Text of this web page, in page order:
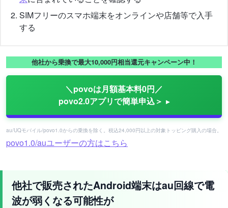
SIMフリーのスマホ端末をオンラインや店舗等で入手
する
他社から乗換で最大10,000円相当還元キャンペーン中！
＼povoは月額基本料0円／
povo2.0アプリで簡単申込＞
au/UQモバイル/povo1.0からの乗換を除く。税込24,000円以上の対象トッピング購入の場合。
povo1.0/auユーザーの方はこちら
他社で販売されたAndroid端末はau回線で電
波が弱くなる可能性が